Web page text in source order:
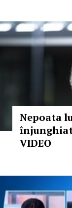
Nepoata
VIDEO